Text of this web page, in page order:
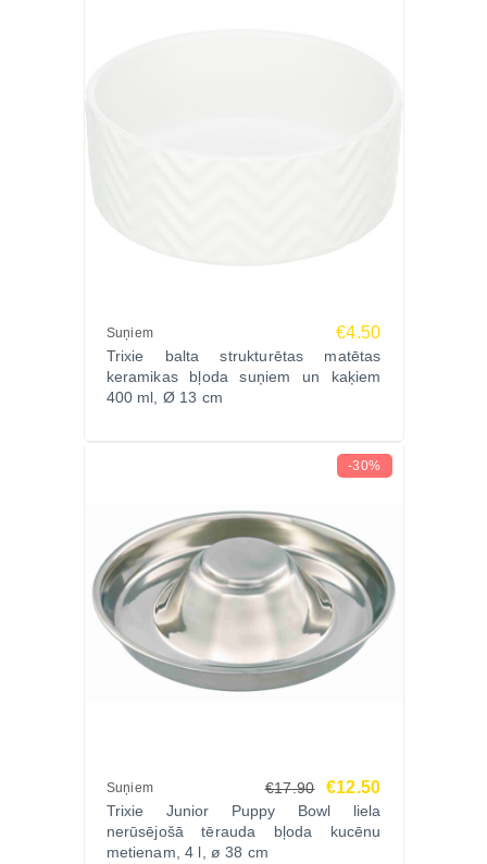
Suņiem €4.50
Trixie balta strukturētas matētas
keramikas bļoda suņiem un kaķiem
400 ml, Ø 13 cm
-30%
Suņiem €17.90 €12.50
Trixie Junior Puppy Bowl liela
nerūsējošā tērauda bļoda kucēnu
metienam, 4 l, ø 38 cm